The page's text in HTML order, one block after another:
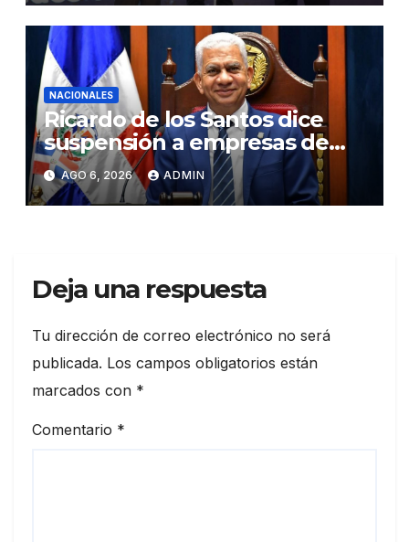
doctorados en universidades
del extranjero
NACIONALES
Ricardo de los Santos dice
suspensión a empresas de
senadores no es una sanción
AGO 6, 2026 ADMIN
Deja una respuesta
Tu dirección de correo electrónico no será
publicada. Los campos obligatorios están
marcados con *
Comentario *